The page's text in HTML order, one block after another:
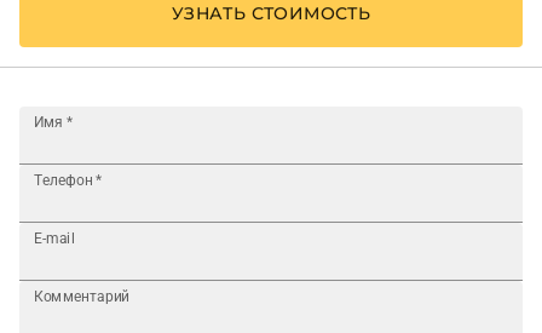
УЗНАТЬ СТОИМОСТЬ
Имя *
Телефон *
E-mail
Комментарий